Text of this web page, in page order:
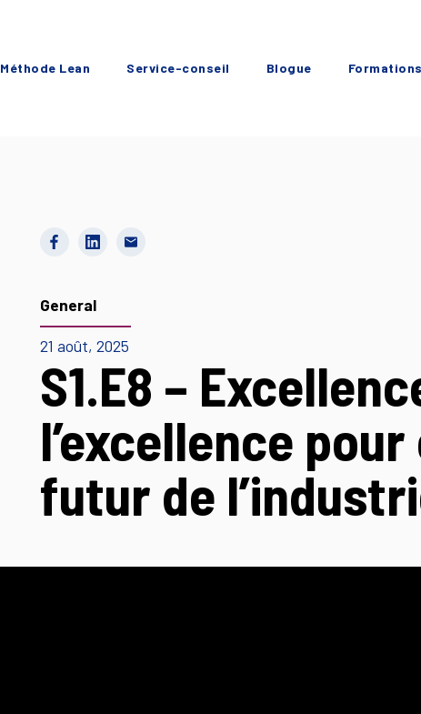
Méthode Lean Service-conseil Blogue Formations
General
21 août, 2025
S1.E8 –
l’excellence
futur de